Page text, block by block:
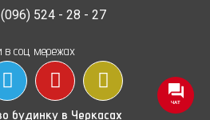
(096) 524 - 28 - 27
в соц мережах
будинку в Черкасах
ЧАТ